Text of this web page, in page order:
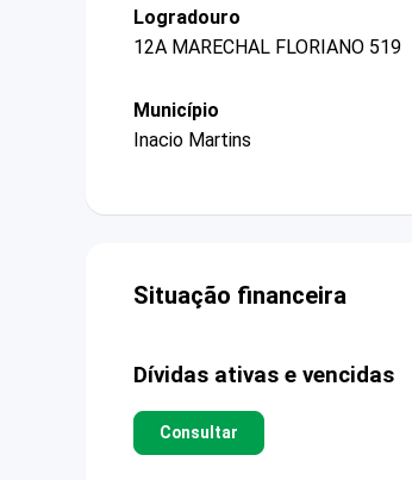
Logradouro
12A MARECHAL FLORIANO 519
Município
Inacio Martins
Situação financeira
Dívidas ativas e vencidas
Consultar